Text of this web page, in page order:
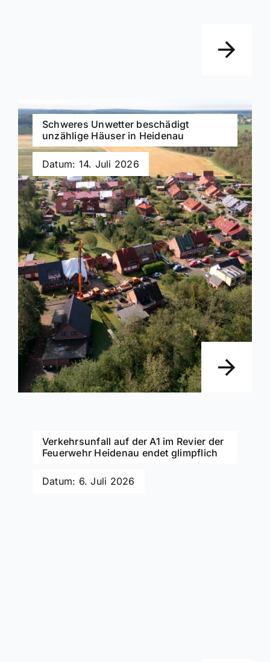
Schweres Unwetter beschädigt
unzählige Häuser in Heidenau
Datum: 14. Juli 2026
Verkehrsunfall auf der A1 im Revier der
Feuerwehr Heidenau endet glimpflich
Datum: 6. Juli 2026